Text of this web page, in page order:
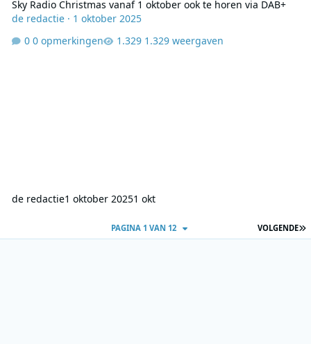
Sky Radio Christmas vanaf 1 oktober ook te horen via DAB+
de redactie· 1 oktober 2025
0 opmerkingen
1.329 weergaven
de redactie1 oktober 20251 okt
VOLGENDE
PAGINA 1 VAN 12